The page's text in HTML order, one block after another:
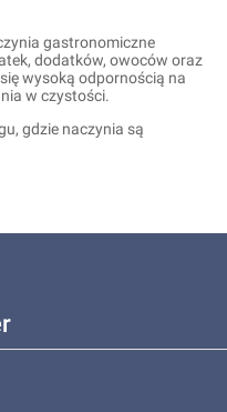
gastronomiczne
dodatków, owoców oraz
wysoką odpornością na
w czystości.
gdzie naczynia są